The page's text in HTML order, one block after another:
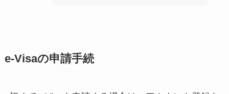
e-Visaの申請手続